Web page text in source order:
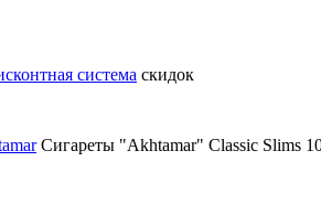
система скидок
Сигареты "Akhtamar" Classic Slims